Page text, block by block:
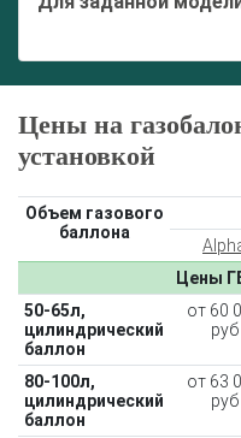
Цены на
установкой
Объем газового
баллона
Цены
50-65л,
цилиндрический
баллон
от 60
руб
80-100л,
цилиндрический
баллон
от 63
руб